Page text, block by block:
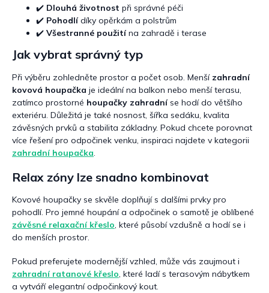
✔️ Dlouhá životnost při správné péči
✔️ Pohodlídíky opěrkám a polstrům
✔️ Všestranné použitína zahradě i terase
Jak vybrat správný typ
Při výběru zohledněte prostor a počet osob. Menší zahradní
kovová houpačka je ideální na balkon nebo menší terasu,
zatímco prostorné houpačky zahradníse hodí do většího
exteriéru. Důležitá je také nosnost, šířka sedáku, kvalita
závěsných prvků a stabilita základny. Pokud chcete porovnat
více řešení pro odpočinek venku, inspiraci najdete v kategorii
zahradní houpačka.
Relax zóny lze snadno kombinovat
Kovové houpačky se skvěle doplňují s dalšími prvky pro
pohodlí. Pro jemné houpání a odpočinek o samotě je oblíbené
závěsné relaxační křeslo, které působí vzdušně a hodí se i
do menších prostor.
Pokud preferujete modernější vzhled, může vás zaujmout i
zahradní ratanové křeslo, které ladí s terasovým nábytkem
a vytváří elegantní odpočinkový kout.